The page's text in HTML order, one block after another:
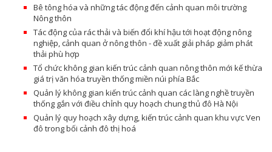
Bê tông hóa và những tác động đến cảnh quan môi trường
Nông thôn
Tác động của rác thải và biến đổi khí hậu tới hoạt động nông
nghiệp, cảnh quan ở nông thôn - đề xuất giải pháp giảm phát
thải phù hợp
Tổ chức không gian kiến trúc cảnh quan nông thôn mới kế thừa
giá trị văn hóa truyền thống miền núi phía Bắc
Quản lý không gian kiến trúc cảnh quan các làng nghề truyền
thống gắn với điều chỉnh quy hoạch chung thủ đô Hà Nội
Quản lý quy hoạch xây dựng, kiến trúc cảnh quan khu vực Ven
đô trong bối cảnh đô thị hoá